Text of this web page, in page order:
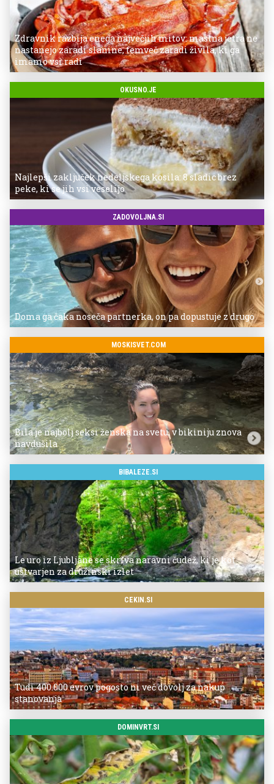
Zdravnik razbija enega največjih mitov: mastna jetra ne
nastanejo zaradi slanine, temveč zaradi živila, ki ga
imamo vsi radi
OKUSNO.JE
Najlepši zaključek nedeljskega kosila: 8 sladic brez
peke, ki se jih vsi veselijo
ZADOVOLJNA.SI
Doma ga čaka noseča partnerka, on pa dopustuje z drugo
MOSKISVET.COM
Bila je najbolj seksi ženska na svetu, v bikiniju znova
navdušila
BIBALEZE.SI
Le uro iz Ljubljane se skriva naravni čudež, ki je kot
ustvarjen za družinski izlet
CEKIN.SI
Tudi 400.000 evrov pogosto ni več dovolj za nakup
stanovanja
DOMINVRT.SI